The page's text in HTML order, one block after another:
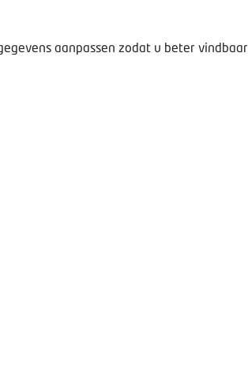
aanpassen zodat u beter vindbaar